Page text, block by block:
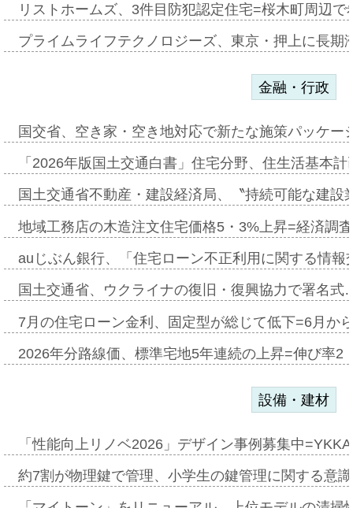
リストホームズ、3件目防犯認定住宅=桜木町周辺
プライムライフテクノロジーズ、東京・押上に長
金融・行政
国交省、空き家・空き地対応で新たな施策パッケ
「2026年版国土交通白書」住宅分野、住生活基本
国土交通省不動産・建設経済局、〝持続可能な建
地域工務店の木造注文住宅価格5・3%上昇=経済調
auじぶん銀行、「住宅ローン不正利用に関する情
国土交通省、ウクライナの復旧・復興協力で署名
7月の住宅ローン金利、固定型が総じて低下=6月か
2026年分路線価、標準宅地5年連続の上昇=伸び率
設備・建材
「性能向上リノベ2026」デザイン事例募集中
約7割が物理鍵で管理、小学生の鍵管理に関する意